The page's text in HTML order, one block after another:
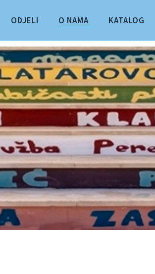
ODJELI O NAMA KATALOG